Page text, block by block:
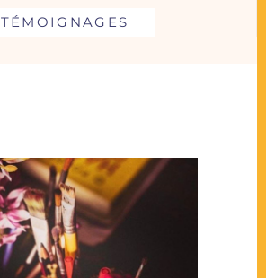
TÉMOIGNAGES